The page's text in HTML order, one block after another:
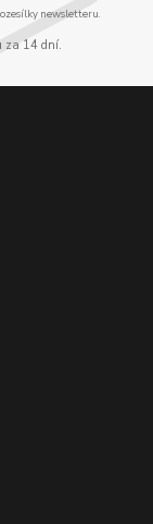
newsletteru.
za 14 dní.